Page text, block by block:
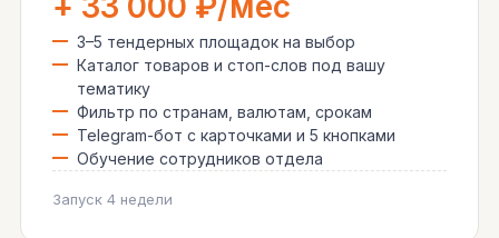
3–5 тендерных площадок на выбор
Каталог товаров и стоп-слов под вашу
тематику
Фильтр по странам, валютам, срокам
Telegram-бот с карточками и 5 кнопками
Обучение сотрудников отдела
Запуск 4 недели